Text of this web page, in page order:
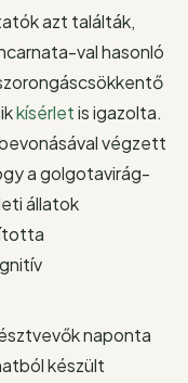
azt találták,
val hasonló
kísérletis igazolta.
végzett
a golgotavirág-
állatok
naponta
készült